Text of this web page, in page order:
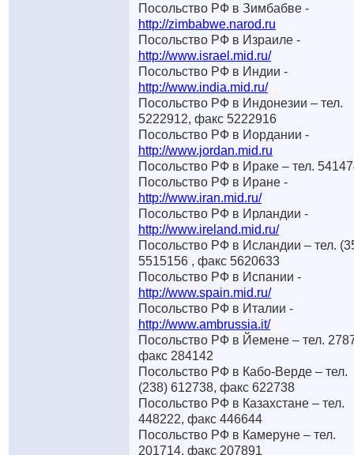
Посольство РФ в Зимбабве -
http://zimbabwe.narod.ru
Посольство РФ в Израиле -
http://www.israel.mid.ru/
Посольство РФ в Индии -
http://www.india.mid.ru/
Посольство РФ в Индонезии – тел.
5222912, факс 5222916
Посольство РФ в Иордании -
http://www.jordan.mid.ru
Посольство РФ в Ираке – тел.
Посольство РФ в Иране -
http://www.iran.mid.ru/
Посольство РФ в Ирландии -
http://www.ireland.mid.ru/
Посольство РФ в Исландии – тел.
5515156 , факс 5620633
Посольство РФ в Испании -
http://www.spain.mid.ru/
Посольство РФ в Италии -
http://www.ambrussia.it/
Посольство РФ в Йемене – тел.
факс 284142
Посольство РФ в Кабо-Верде – тел.
(238) 612738, факс 622738
Посольство РФ в Казахстане – тел.
448222, факс 446644
Посольство РФ в Камеруне – тел.
201714, факс 207891